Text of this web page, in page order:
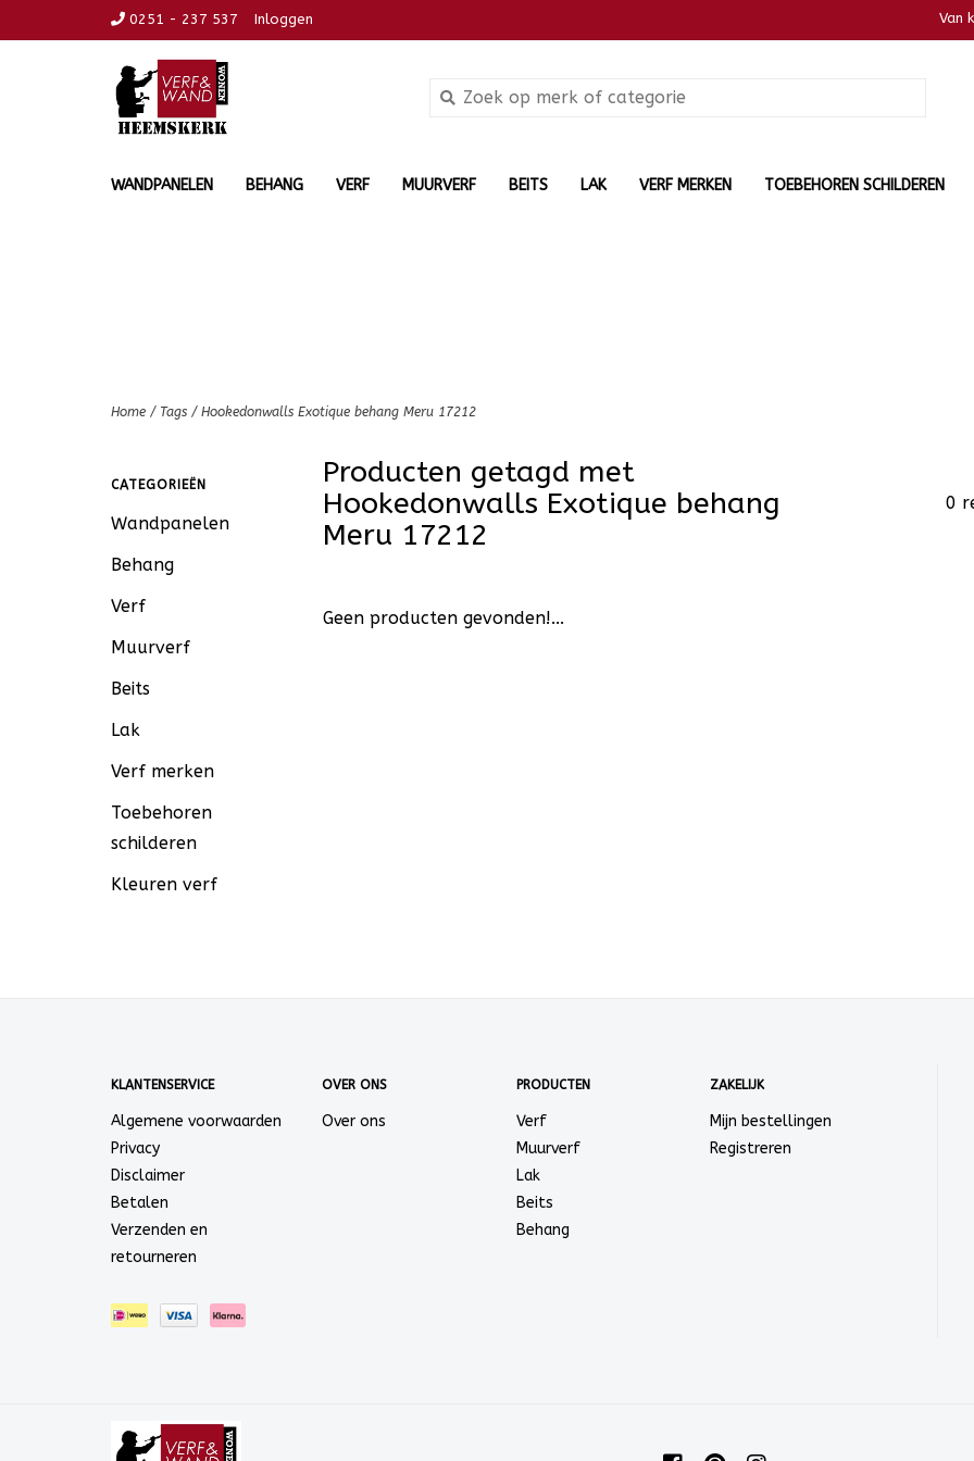
0251 - 237 537 Inloggen Van
WANDPANELEN BEHANG VERF MUURVERF BEITS LAK VERF MERKEN TOEBEHOREN SCHILDEREN
Home / Tags / Hookedonwalls Exotique behang Meru 17212
CATEGORIEËN
Wandpanelen
Behang
Verf
Muurverf
Beits
Lak
Verf merken
Toebehoren
schilderen
Kleuren verf
Producten getagd met
Hookedonwalls Exotique behang
Meru 17212
0
Geen producten gevonden!...
KLANTENSERVICE
Algemene voorwaarden
Privacy
Disclaimer
Betalen
Verzenden en
retourneren
OVER ONS
Over ons
PRODUCTEN
Verf
Muurverf
Lak
Beits
Behang
ZAKELIJK
Mijn bestellingen
Registreren